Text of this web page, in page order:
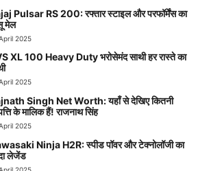
Pulsar RS 200: रफ्तार स्टाइल और परफॉर्मेंस का
मेल
2025
XL 100 Heavy Duty भरोसेमंद साथी हर रास्ते का
2025
Singh Net Worth: यहाँ से देखिए कितनी
के मालिक हैं! राजनाथ सिंह
2025
Ninja H2R: स्पीड पॉवर और टेक्नोलॉजी का
लेजेंड